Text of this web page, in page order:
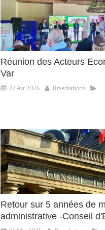
Réunion des Acteurs
Var
22 Avr 2026 B.mediations
Retour sur 5 années de
administrative -Conseil